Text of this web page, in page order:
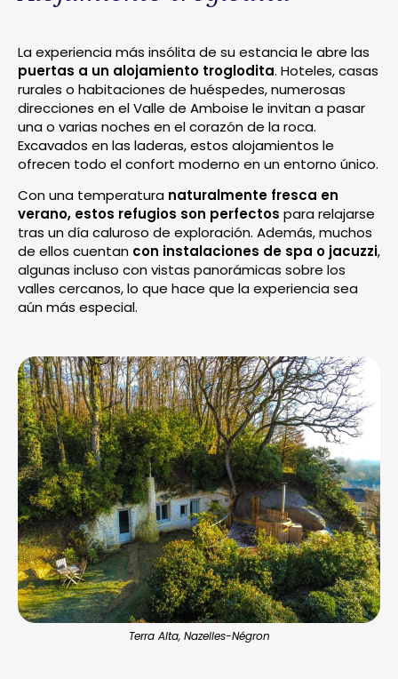
La experiencia más insólita de su estancia le abre las
puertas a un alojamiento troglodita. Hoteles, casas
rurales o habitaciones de huéspedes, numerosas
direcciones en el Valle de Amboise le invitan a pasar
una o varias noches en el corazón de la roca.
Excavados en las laderas, estos alojamientos le
ofrecen todo el confort moderno en un entorno único.
Con una temperatura naturalmente fresca en
verano, estos refugios son perfectos para relajarse
tras un día caluroso de exploración. Además, muchos
de ellos cuentan con instalaciones de spa o jacuzzi,
algunas incluso con vistas panorámicas sobre los
valles cercanos, lo que hace que la experiencia sea
aún más especial.
Terra Alta, Nazelles-Négron